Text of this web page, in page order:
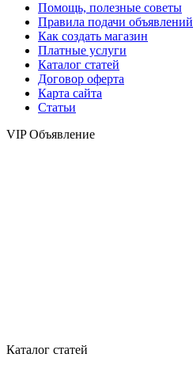
Помощь, полезные советы
Правила подачи объявлений
Как создать магазин
Платные услуги
Каталог статей
Договор оферта
Карта сайта
Статьи
VIP Объявление
Каталог статей